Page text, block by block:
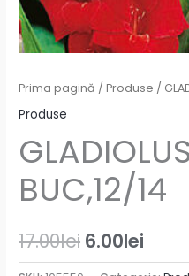
Prima pagină /Produse /
Produse
BUC,12/14
17.00lei 6.00lei